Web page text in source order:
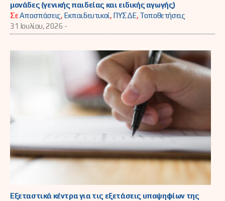
μονάδες (γενικής παιδείας και ειδικής αγωγής)
ΣεΑποσπάσεις, Εκπαιδευτικοί, ΠΥΣΔΕ, Τοποθετήσεις
31 Ιουλίου, 2026 -
Εξεταστικά κέντρα για τις εξετάσεις υποψηφίων της